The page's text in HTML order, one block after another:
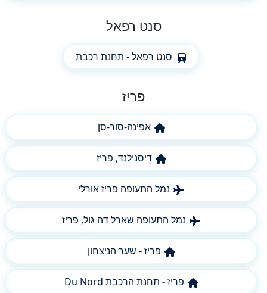
סנט רפאל
סנט רפאל - תחנת רכבת
פריז
אפינה-סור-סן
דיסנילנד, פריז
נמל התעופה פריז אורלי
נמל התעופה שארל דה גול, פריז
פריז - שער הניצחון
פריז - תחנת הרכבת Du Nord